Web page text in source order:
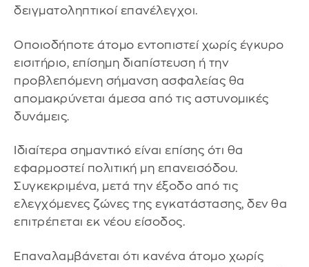
δειγματοληπτικοί επανέλεγχοι.
Οποιοδήποτε άτομο εντοπιστεί χωρίς έγκυρο
εισιτήριο, επίσημη διαπίστευση ή την
προβλεπόμενη σήμανση ασφαλείας θα
απομακρύνεται άμεσα από τις αστυνομικές
δυνάμεις.
Ιδιαίτερα σημαντικό είναι επίσης ότι θα
εφαρμοστεί πολιτική μη επανεισόδου.
Συγκεκριμένα, μετά την έξοδο από τις
ελεγχόμενες ζώνες της εγκατάστασης, δεν θα
επιτρέπεται εκ νέου είσοδος.
Επαναλαμβάνεται ότι κανένα άτομο χωρίς